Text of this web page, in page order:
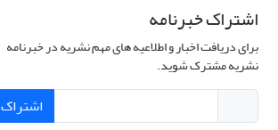
اشتراک خبرنامه
برای دریافت اخبار و اطلاعیه های مهم نشریه در خبرنامه
نشریه مشترک شوید.
اشتراک